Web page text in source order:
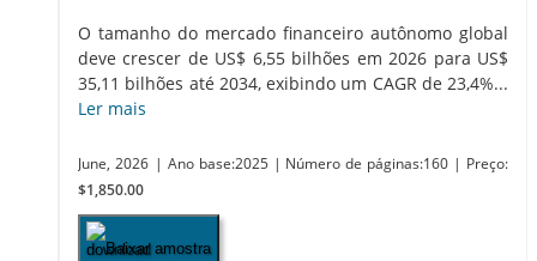
O tamanho do mercado financeiro autônomo global
deve crescer de US$ 6,55 bilhões em 2026 para US$
35,11 bilhões até 2034, exibindo um CAGR de 23,4%...
Ler mais
June, 2026 | Ano base:2025 | Número de páginas:160 | Preço:
$1,850.00
Baixar amostra